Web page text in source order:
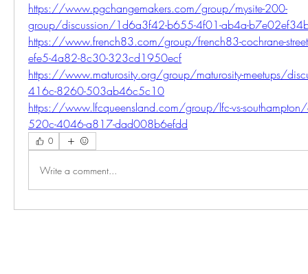
https://www.pgchangemakers.com/group/mysite-200-
group/discussion/1d6a3f42-b655-4f01-ab4a-
https://www.french83.com/group/french83-cochrane-
efe5-4a82-8c30-323cd1950ecf
https://www.maturosity.org/group/maturosity-meetups/
416c-8260-503ab46c5c10
https://www.lfcqueensland.com/group/lfc-vs-
520c-4046-a817-dad008b6efdd
0
Write a comment...